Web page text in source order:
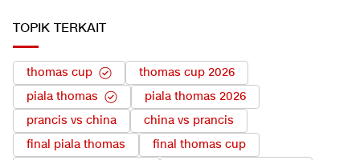
TOPIK TERKAIT
thomas cup
thomas cup 2026
piala thomas
piala thomas 2026
prancis vs china
china vs prancis
final piala thomas
final thomas cup